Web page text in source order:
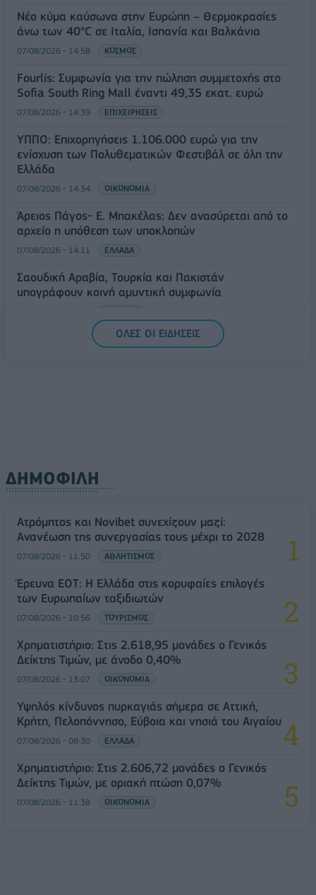
Νέο κύμα καύσωνα στην Ευρώπη – Θερμοκρασίες
άνω των 40°C σε Ιταλία, Ισπανία και Βαλκάνια
07/08/2026 - 14:58 ΚΟΣΜΟΣ
Fourlis: Συμφωνία για την πώληση συμμετοχής στο
Sofia South Ring Mall έναντι 49,35 εκατ. ευρώ
07/08/2026 - 14:39 ΕΠΙΧΕΙΡΗΣΕΙΣ
ΥΠΠΟ: Επιχορηγήσεις 1.106.000 ευρώ για την
ενίσχυση των Πολυθεματικών Φεστιβάλ σε όλη την
Ελλάδα
07/08/2026 - 14:34 ΟΙΚΟΝΟΜΙΑ
Άρειος Πάγος- Ε. Μπακέλας: Δεν ανασύρεται από το
αρχείο η υπόθεση των υποκλοπών
07/08/2026 - 14:11 ΕΛΛΑΔΑ
Σαουδική Αραβία, Τουρκία και Πακιστάν
υπογράφουν κοινή αμυντική συμφωνία
ΟΛΕΣ ΟΙ ΕΙΔΗΣΕΙΣ
ΔΗΜΟΦΙΛΗ
Ατρόμητος και Novibet συνεχίζουν μαζί:
Ανανέωση της συνεργασίας τους μέχρι το 2028
07/08/2026 - 11:50 ΑΘΛΗΤΙΣΜΟΣ
Έρευνα ΕΟΤ: Η Ελλάδα στις κορυφαίες επιλογές
των Ευρωπαίων ταξιδιωτών
07/08/2026 - 10:56 ΤΟΥΡΙΣΜΟΣ
Χρηματιστήριο: Στις 2.618,95 μονάδες ο Γενικός
Δείκτης Τιμών, με άνοδο 0,40%
07/08/2026 - 13:07 ΟΙΚΟΝΟΜΙΑ
Υψηλός κίνδυνος πυρκαγιάς σήμερα σε Αττική,
Κρήτη, Πελοπόννησο, Εύβοια και νησιά του Αιγαίου
07/08/2026 - 08:30 ΕΛΛΑΔΑ
Χρηματιστήριο: Στις 2.606,72 μονάδες ο Γενικός
Δείκτης Τιμών, με οριακή πτώση 0,07%
07/08/2026 - 11:38 ΟΙΚΟΝΟΜΙΑ